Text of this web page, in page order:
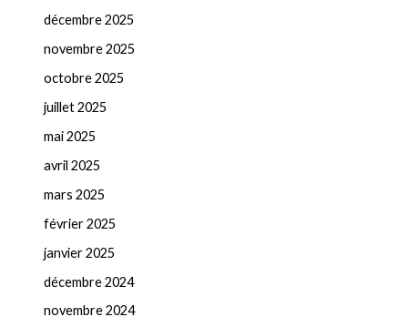
décembre 2025
novembre 2025
octobre 2025
juillet 2025
mai 2025
avril 2025
mars 2025
février 2025
janvier 2025
décembre 2024
novembre 2024